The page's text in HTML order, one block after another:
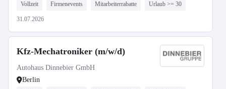
Vollzeit Firmenevents Mitarbeiterrabatte Urlaub >= 30
31.07.2026
Kfz-Mechatroniker (m/w/d)
Autohaus Dinnebier GmbH
Berlin